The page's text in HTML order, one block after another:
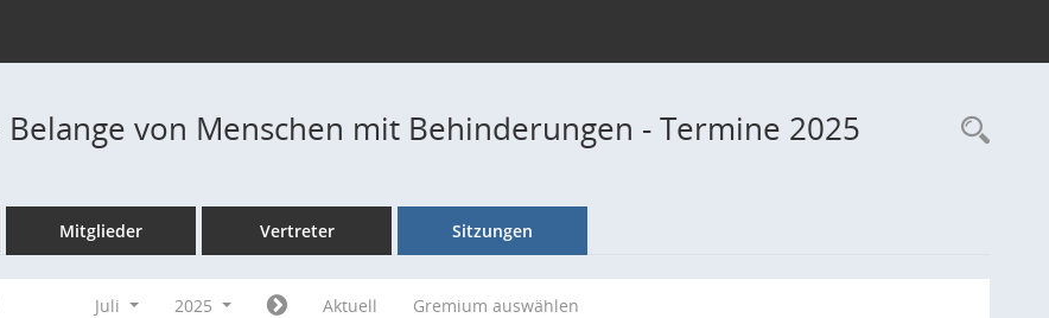
von Menschen mit Behinderungen - Termine 2025
Mitglieder Vertreter Sitzungen
Juli 2025 Aktuell Gremium auswählen